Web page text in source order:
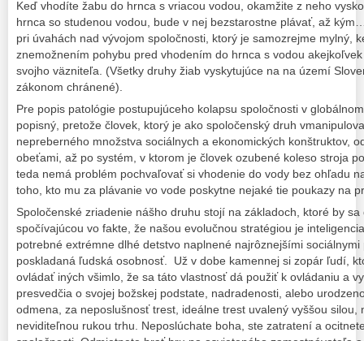
Keď vhodíte žabu do hrnca s vriacou vodou, okamžite z neho
hrnca so studenou vodou, bude v nej bezstarostne plávať, až
pri úvahách nad vývojom spoločnosti, ktorý je samozrejme mylný,
znemožnením pohybu pred vhodením do hrnca s vodou
svojho väzniteľa. (Všetky druhy žiab vyskytujúce na na území
zákonom chránené).
Pre popis patológie postupujúceho kolapsu spoločnosti v
popisný, pretože človek, ktorý je ako spoločenský druh
nepreberného množstva sociálnych a ekonomických konštruktov,
obeťami, až po systém, v ktorom je človek ozubené koleso stroja
teda nemá problém pochvaľovať si vhodenie do vody bez ohľadu
toho, kto mu za plávanie vo vode poskytne nejaké tie poukazy na
Spoločenské zriadenie nášho druhu stojí na základoch, ktoré by
spočívajúcou vo fakte, že našou evolučnou stratégiou je
potrebné extrémne dlhé detstvo naplnené najrôznejšími
poskladaná ľudská osobnosť. Už v dobe kamennej si zopár ľudí,
ovládať iných všimlo, že sa táto vlastnosť dá použiť k ovládaniu a
presvedčia o svojej božskej podstate, nadradenosti, alebo
odmena, za neposlušnosť trest, ideálne trest uvalený vyššou
neviditeľnou rukou trhu. Neposlúchate boha, ste zatratení a